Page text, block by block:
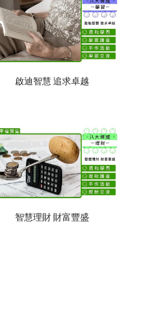
啟迪智慧 追求卓越
智慧理財 財富豐盛